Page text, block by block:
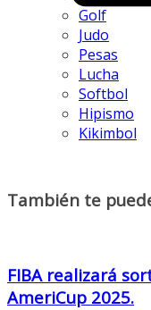
Golf
Judo
Pesas
Lucha
Softbol
Hipismo
Kikimbol
También te
FIBA realizará
AmeriCup 2025.